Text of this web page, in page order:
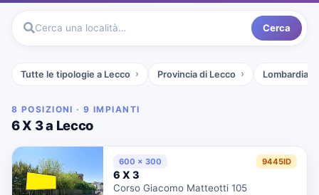
Cerca una località… Cerca
Tutte le tipologie a Lecco Provincia di Lecco Lombardia
8 POSIZIONI · 9 IMPIANTI
6 X 3 a Lecco
600 x 300 9445ID
6 X 3
Corso Giacomo Matteotti 105